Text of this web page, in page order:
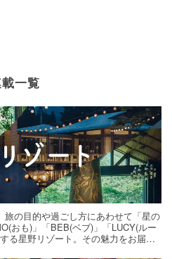
一覧
旅の目的や過ごし方にあわせて「星の
おも)」「BEB(ベブ)」「LUCY(ルー
る星野リゾート。その魅力をお届け